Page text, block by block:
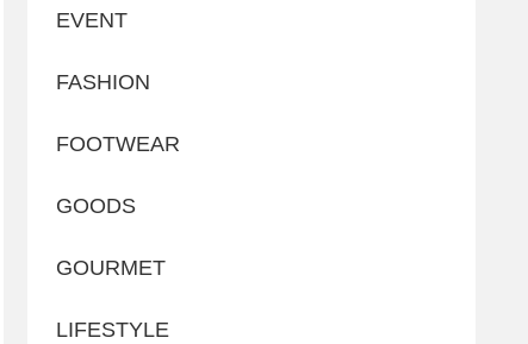
EVENT
FASHION
FOOTWEAR
GOODS
GOURMET
LIFESTYLE